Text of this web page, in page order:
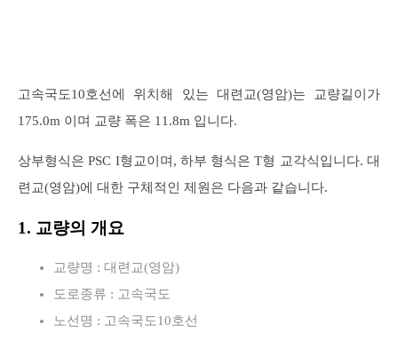
고속국도10호선에 위치해 있는 대련교(영암)는 교량길이가
175.0m 이며 교량 폭은 11.8m 입니다.
상부형식은 PSC I형교이며, 하부 형식은 T형 교각식입니다. 대
련교(영암)에 대한 구체적인 제원은 다음과 같습니다.
1. 교량의 개요
교량명 : 대련교(영암)
도로종류 : 고속국도
노선명 : 고속국도10호선